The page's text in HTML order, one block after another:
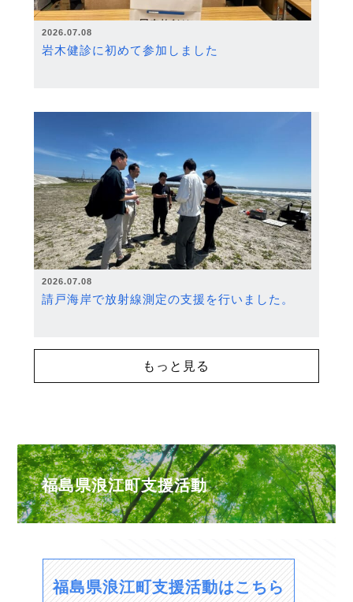
2026.07.08
岩木健診に初めて参加しました
2026.07.08
請戸海岸で放射線測定の支援を行いました。
もっと見る
福島県浪江町支援活動
福島県浪江町支援活動はこちら